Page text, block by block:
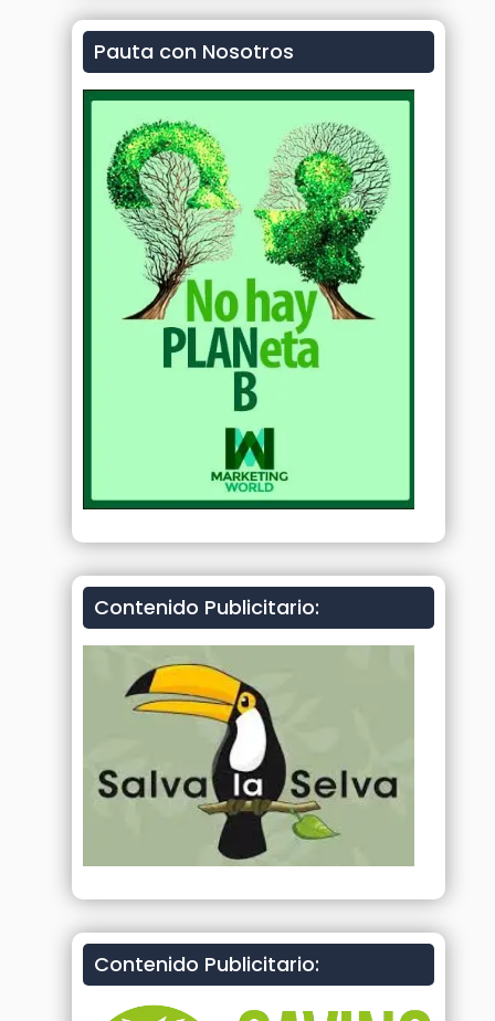
Pauta con Nosotros
Contenido Publicitario:
Contenido Publicitario: